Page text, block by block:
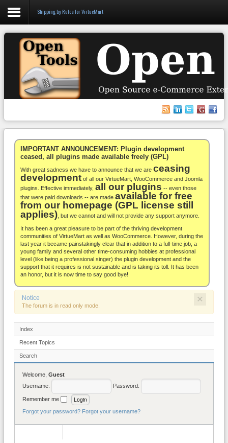
Login
Register
WooCommerce
Others
Docs
Support
Blog
About
Shipping by Rules for VirtueMart
IMPORTANT ANNOUNCEMENT: Plugin development
ceased, all plugins made available freely (GPL)
With great sadness we have to announce that we are ceasing
development of all our VirtueMart, WooCommerce and Joomla
plugins. Effective immediately, all our plugins -- even those
that were paid downloads -- are made available for free
from our homepage (GPL license still
applies) , but we cannot and will not provide any support anymore.
It has been a great pleasure to be part of the thriving development
communities of VirtueMart as well as WooCommerce. However, during the
last year it became painstakingly clear that in addition to a full-time job, a
young family and several other time-consuming hobbies at professional
level (like being a professional singer) the plugin development and the
support that it requires is not sustainable and is taking its toll. It has been
an honor, but it is now time to say good bye!
×
Notice
The forum is in read only mode.
Index
Recent Topics
Search
Welcome, Guest
Username:
Password:
Remember me
Forgot your password? Forgot your username?